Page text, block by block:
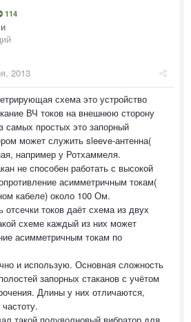
114
2013
схема это устройство
ВЧ токов на внешнюю сторону
самых простых это запорный
может служить sleeve-антенна(
например у Ротхаммеля.
не способен работать с высокой
асимметричным токам(
кабеле) около 100 Ом.
токов даёт схема из двух
схеме каждый из них может
асимметричным токам по
и использую. Основная сложность
запорных стаканов с учётом
Длины у них отличаются,